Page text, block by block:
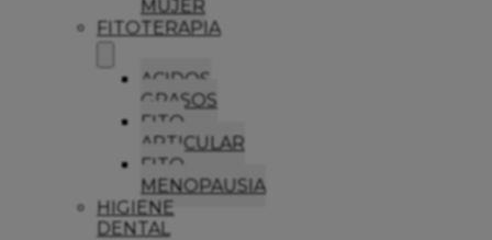
MUJER
FITOTERAPIA
ACIDOS
GRASOS
FITO
ARTICULAR
FITO
MENOPAUSIA
HIGIENE
DENTAL